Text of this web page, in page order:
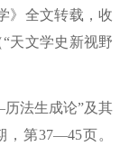
》全文转载，收
天文学史新视野
法生成论”及其
，第37—45页。